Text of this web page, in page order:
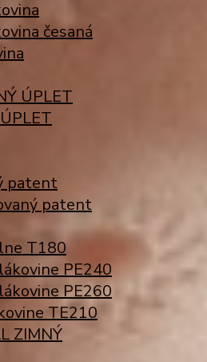
česaná
ÚPLET
patent
patent
T180
PE240
PE260
TE210
ZIMNÝ